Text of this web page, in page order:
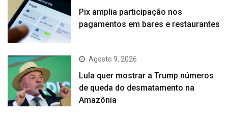
Pix amplia participação nos
pagamentos em bares e restaurantes
Agosto 9, 2026
Lula quer mostrar a Trump números
de queda do desmatamento na
Amazônia